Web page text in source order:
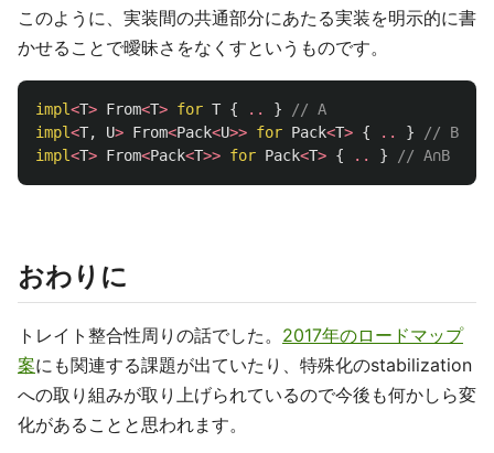
このように、実装間の共通部分にあたる実装を明示的に書
かせることで曖昧さをなくすというものです。
impl<T> From<T> for T { .. }
// A
impl<T, U> From<Pack<U>> for Pack<T> { .. }
// B
impl<T> From<Pack<T>> for Pack<T> { .. } // A∩B
おわりに
トレイト整合性周りの話でした。 2017年のロードマップ
案にも関連する課題が出ていたり、特殊化のstabilization
への取り組みが取り上げられているので今後も何かしら変
化があることと思われます。